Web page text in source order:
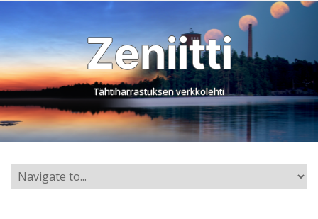
Zeniitti
Tähtiharrastuksen verkkolehti